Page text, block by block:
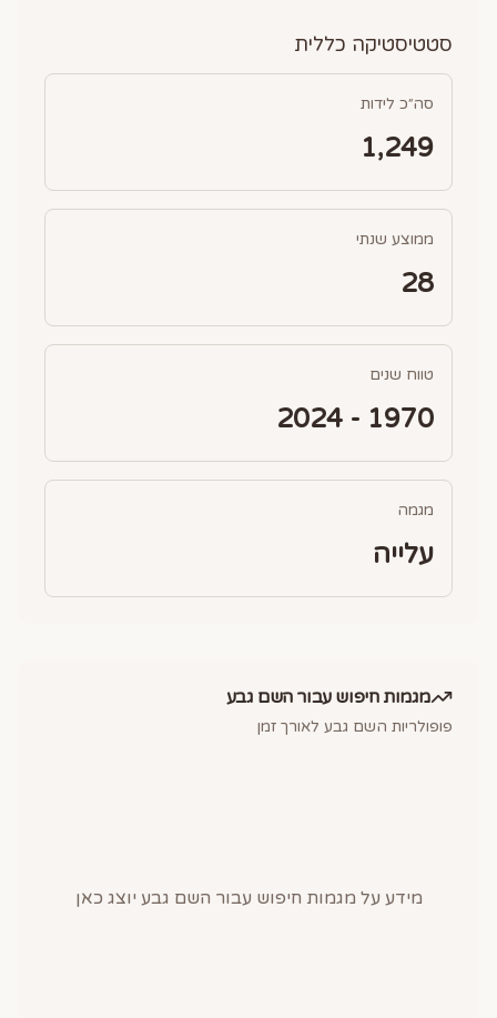
סטטיסטיקה כללית
סה״כ לידות
1,249
ממוצע שנתי
28
טווח שנים
1970 - 2024
מגמה
עלייה
מגמות חיפוש עבור השם גבע
פופולריות השם גבע לאורך זמן
מידע על מגמות חיפוש עבור השם גבע יוצג כאן